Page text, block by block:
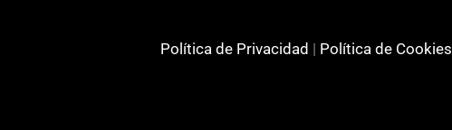
Política de Privacidad | Política de Cookies